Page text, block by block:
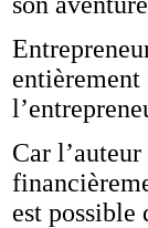
Car
est possible